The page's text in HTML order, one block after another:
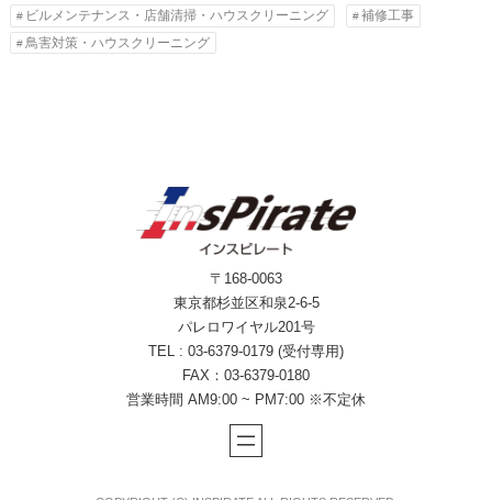
ビルメンテナンス・店舗清掃・ハウスクリーニング
補修工事
鳥害対策・ハウスクリーニング
〒168-0063
東京都杉並区和泉2-6-5
パレロワイヤル201号
TEL : 03-6379-0179 (受付専用)
FAX：03-6379-0180
営業時間 AM9:00 ~ PM7:00 ※不定休